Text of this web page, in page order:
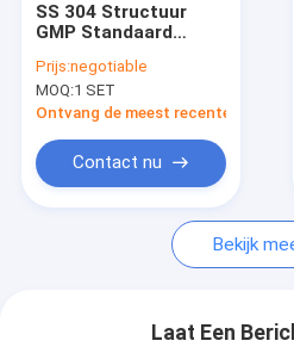
Nieuws
Verzoek om een Citaat
Bottel inspectie machine
SS 304 Structuur
GMP Standaard
Inspectie Machine
Prijs:negotiable
MOQ:1 SET
Ontvang de meest recente Prijs
Contact nu
Bekijk
Laat Een